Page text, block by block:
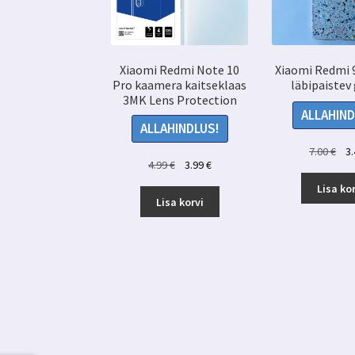
Xiaomi Redmi Note 10
Pro kaamera kaitseklaas
3MK Lens Protection
ALLAHINDLUS!
4.99€
Algne
oli:
4.99 €.
3.99€Praegune
3.99 €.
Lisa korvi
Xiaomi Redmi
7.00€
oli:
Lisa